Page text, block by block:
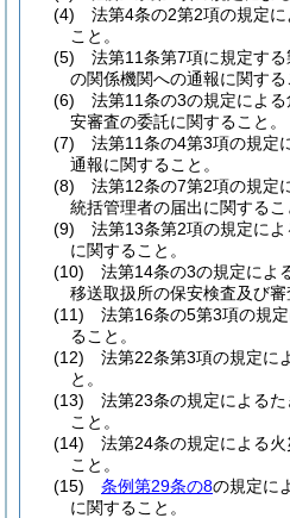
(4)
法第4条の2第2項の規定
こと。
(5)
法第11条第7項に規定す
の関係機関への通報に関する
(6)
法第11条の3の規定によ
安審査の委託に関すること。
(7)
法第11条の4第3項の規定
通報に関すること。
(8)
法第12条の7第2項の規定
統括管理者の届出に関するこ
(9)
法第13条第2項の規定に
に関すること。
(10)
法第14条の3の規定によ
移送取扱所の保安検査及び審
(11)
法第16条の5第3項の規
ること。
(12)
法第22条第3項の規定に
と。
(13)
法第23条の規定による
こと。
(14)
法第24条の規定による
こと。
(15)
条例第29条の8の規定に
に関すること。